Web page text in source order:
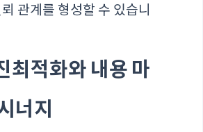
관계를 형성할 수 있습니
최적화와 내용 마
너지